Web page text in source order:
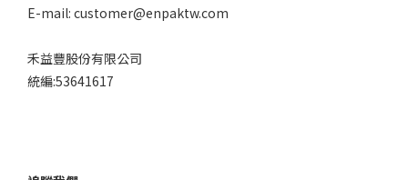
E-mail: customer@enpaktw.com
禾益豐股份有限公司
統編:53641617